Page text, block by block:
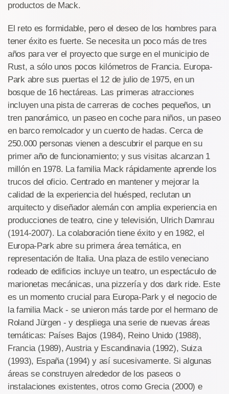
productos de Mack.
El reto es formidable, pero el deseo de los hombres para
tener éxito es fuerte. Se necesita un poco más de tres
años para ver el proyecto que surge en el municipio de
Rust, a sólo unos pocos kilómetros de Francia. Europa-
Park abre sus puertas el 12 de julio de 1975, en un
bosque de 16 hectáreas. Las primeras atracciones
incluyen una pista de carreras de coches pequeños, un
tren panorámico, un paseo en coche para niños, un paseo
en barco remolcador y un cuento de hadas. Cerca de
250.000 personas vienen a descubrir el parque en su
primer año de funcionamiento; y sus visitas alcanzan 1
millón en 1978. La familia Mack rápidamente aprende los
trucos del oficio. Centrado en mantener y mejorar la
calidad de la experiencia del huésped, reclutan un
arquitecto y diseñador alemán con amplia experiencia en
producciones de teatro, cine y televisión, Ulrich Damrau
(1914-2007). La colaboración tiene éxito y en 1982, el
Europa-Park abre su primera área temática, en
representación de Italia. Una plaza de estilo veneciano
rodeado de edificios incluye un teatro, un espectáculo de
marionetas mecánicas, una pizzería y dos dark ride. Este
es un momento crucial para Europa-Park y el negocio de
la familia Mack - se unieron más tarde por el hermano de
Roland Jürgen - y despliega una serie de nuevas áreas
temáticas: Países Bajos (1984), Reino Unido (1988),
Francia (1989), Austria y Escandinavia (1992), Suiza
(1993), España (1994) y así sucesivamente. Si algunas
áreas se construyen alrededor de los paseos o
instalaciones existentes, otros como Grecia (2000) e